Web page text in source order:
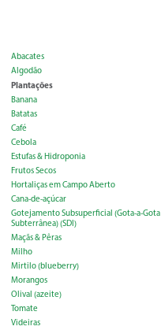
Abacates
Algodão
Plantações
Banana
Batatas
Café
Cebola
Estufas & Hidroponia
Frutos Secos
Hortaliças em Campo Aberto
Cana-de-açúcar
Gotejamento Subsuperficial (Gota-a-Gota
Subterrânea) (SDI)
Maçãs & Pêras
Milho
Mirtilo (blueberry)
Morangos
Olival (azeite)
Tomate
Videiras